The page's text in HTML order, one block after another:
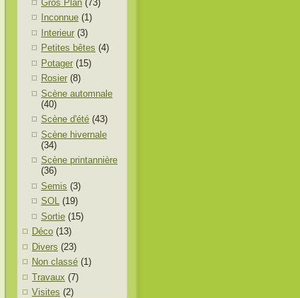
Gros Plan (73)
Inconnue (1)
Interieur (3)
Petites bêtes (4)
Potager (15)
Rosier (8)
Scène automnale
(40)
Scène d'été (43)
Scène hivernale
(34)
Scène printannière
(36)
Semis (3)
SOL (19)
Sortie (15)
Déco (13)
Divers (23)
Non classé (1)
Travaux (7)
Visites (2)